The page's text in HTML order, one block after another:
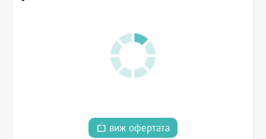
виж офертата